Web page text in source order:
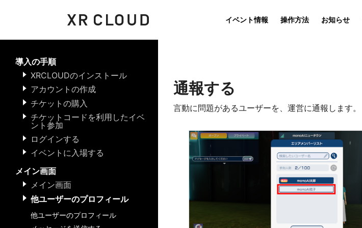
イベント情報 操作方法 お知らせ
導入の手順
XRCLOUDのインストール
アカウントの作成
チケットの購入
チケットコードを利用したイベ
ント参加
ログインする
イベントに入場する
メイン画面
メイン画面
他ユーザーのプロフィール
他ユーザーのプロフィール
通報する
言動に問題があるユーザーを、運営に通報します。